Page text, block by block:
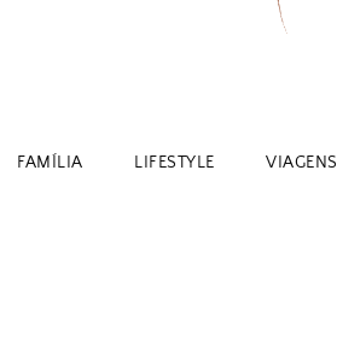
FAMÍLIA LIFESTYLE VIAGENS